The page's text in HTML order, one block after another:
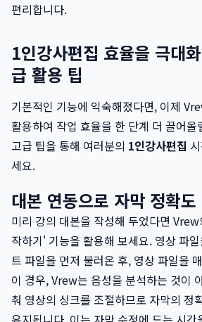
편리합니다.
1인강사편집 효율을 극대
급 활용 팁
기본적인 기능에 익숙해졌다면, 이제
활용하여 작업 효율을 한 단계 더 끌어올
고급 팁을 통해 여러분의 1인강사편집
세요.
대본 연동으로 자막 정확
미리 강의 대본을 작성해 두었다면
작하기' 기능을 활용해 보세요. 영상 파
트 파일을 먼저 불러온 후, 영상 파일을
이 경우, Vrew는 음성을 분석하는 것이
춰 영상의 싱크를 조절하므로 자막의 정